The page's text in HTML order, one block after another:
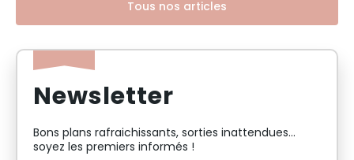
Tous nos articles
Newsletter
Bons plans rafraichissants, sorties inattendues…
soyez les premiers informés !